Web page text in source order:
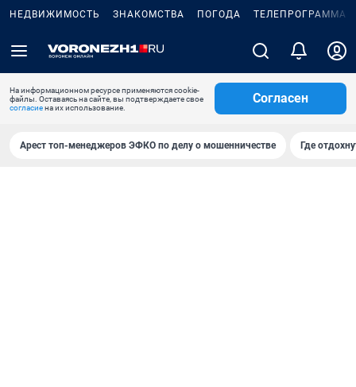
НЕДВИЖИМОСТЬ ЗНАКОМСТВА ПОГОДА ТЕЛЕПРОГРАММА
На информационном ресурсе применяются cookie-
файлы. Оставаясь на сайте, вы подтверждаете свое
согласиена их использование.
Согласен
Арест топ-менеджеров ЭФКО по делу о мошенничестве Где